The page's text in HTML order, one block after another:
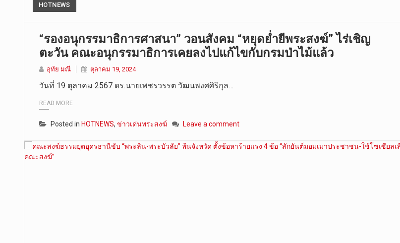
HOTNEWS
“รองอนุกรรมาธิการศาสนา” วอนสังคม “หยุดย่ำยีพระสงฆ์” ไร่เชิญ
ตะวัน คณะอนุกรรมาธิการเคยลงไปแก้ไขกับกรมป่าไม้แล้ว
อุทัย มณี ตุลาคม 19, 2024
วันที่ 19 ตุลาคม 2567 ดร.นายเพชรวรรต วัฒนพงศศิริกุล…
READ MORE
Posted in HOTNEWS, ข่าวเด่นพระสงฆ์ Leave a comment